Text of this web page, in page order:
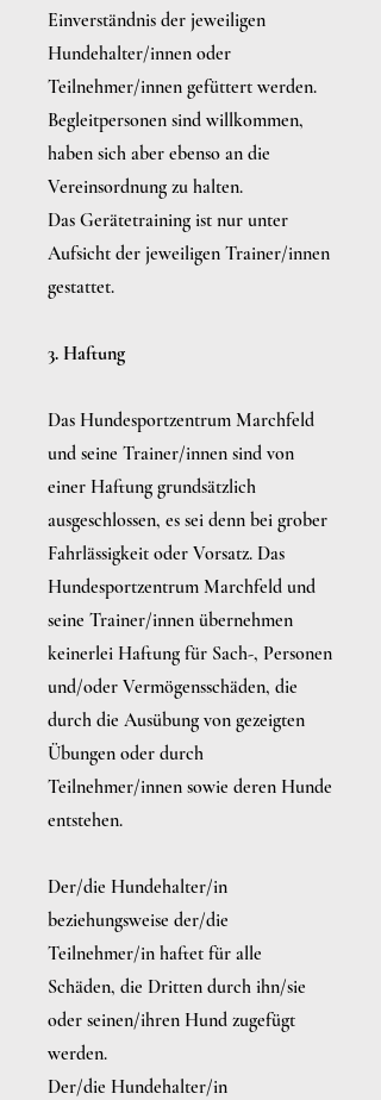
Einverständnis der jeweiligen
Hundehalter/innen oder
Teilnehmer/innen gefüttert werden.
Begleitpersonen sind willkommen,
haben sich aber ebenso an die
Vereinsordnung zu halten.
Das Gerätetraining ist nur unter
Aufsicht der jeweiligen Trainer/innen
gestattet.
3. Haftung
Das Hundesportzentrum Marchfeld
und seine Trainer/innen sind von
einer Haftung grundsätzlich
ausgeschlossen, es sei denn bei grober
Fahrlässigkeit oder Vorsatz. Das
Hundesportzentrum Marchfeld und
seine Trainer/innen übernehmen
keinerlei Haftung für Sach-, Personen
und/oder Vermögensschäden, die
durch die Ausübung von gezeigten
Übungen oder durch
Teilnehmer/innen sowie deren Hunde
entstehen.
Der/die Hundehalter/in
beziehungsweise der/die
Teilnehmer/in haftet für alle
Schäden, die Dritten durch ihn/sie
oder seinen/ihren Hund zugefügt
werden.
Der/die Hundehalter/in